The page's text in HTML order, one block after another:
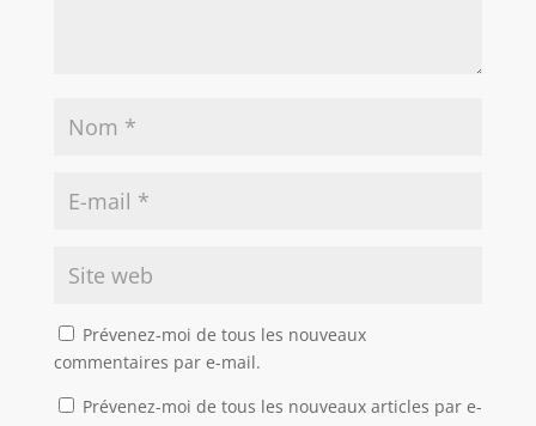
Prévenez-moi de tous les nouveaux
commentaires par e-mail.
Prévenez-moi de tous les nouveaux articles par e-